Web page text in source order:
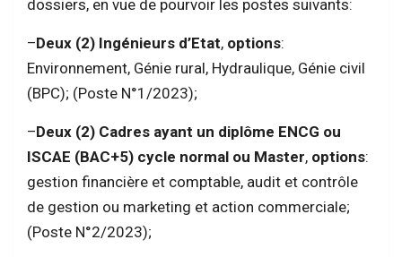
dossiers, en vue de pourvoir les postes suivants:
–Deux (2) Ingénieurs d’Etat, options:
Environnement, Génie rural, Hydraulique, Génie civil
(BPC); (Poste N°1/2023);
–Deux (2) Cadres ayant un diplôme ENCG ou
ISCAE (BAC+5) cycle normal ou Master, options:
gestion financière et comptable, audit et contrôle
de gestion ou marketing et action commerciale;
(Poste N°2/2023);